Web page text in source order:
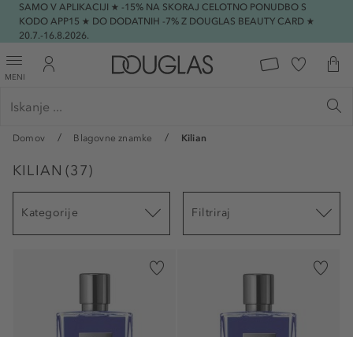
SAMO V APLIKACIJI ★ -15% NA SKORAJ CELOTNO PONUDBO S
KODO APP15 ★ DO DODATNIH -7% Z DOUGLAS BEAUTY CARD ★
20.7.-16.8.2026.
MENI
Domov Blagovne znamke Kilian
KILIAN (37)
Kategorije Filtriraj